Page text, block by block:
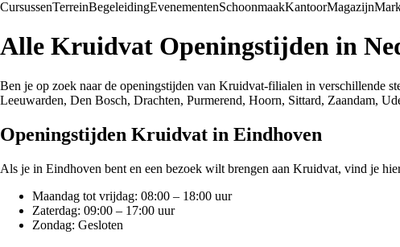
CursussenTerreinBegeleidingEvenementenSchoonmaakKantoorMagazijn
Alle Kruidvat Openingstijden in
Ben je op zoek naar de openingstijden van Kruidvat-filialen in verschillende
Leeuwarden, Den Bosch, Drachten, Purmerend, Hoorn, Sittard, Zaandam,
Openingstijden Kruidvat in Eindhoven
Als je in Eindhoven bent en een bezoek wilt brengen aan Kruidvat, vind je
Maandag tot vrijdag: 08:00 – 18:00 uur
Zaterdag: 09:00 – 17:00 uur
Zondag: Gesloten